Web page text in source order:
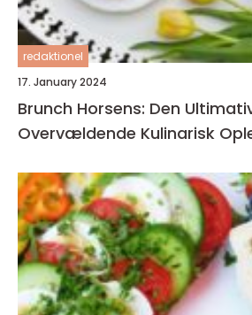
redaktionel
17. January 2024
Brunch Horsens: Den
Overvældende Kulinarisk